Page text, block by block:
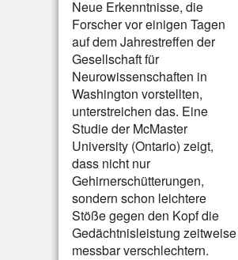
Neue Erkenntnisse, die
Forscher vor einigen Tagen
auf dem Jahrestreffen der
Gesellschaft für
Neurowissenschaften in
Washington vorstellten,
unterstreichen das. Eine
Studie der McMaster
University (Ontario) zeigt,
dass nicht nur
Gehirnerschütterungen,
sondern schon leichtere
Stöße gegen den Kopf die
Gedächtnisleistung zeitweise
messbar verschlechtern.